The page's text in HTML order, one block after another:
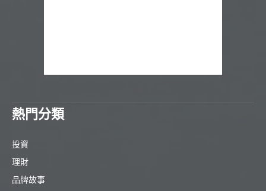
熱門分類
投資
理財
品牌故事